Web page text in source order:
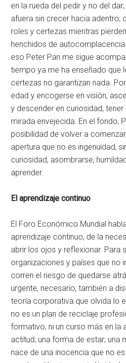
en la rueda del pedir y no del
afuera sin crecer hacia adentro;
roles y certezas mientras
henchidos de
eso Peter Pan me sigue
tiempo ya me ha enseñado que
certezas no garantizan nada.
edad y encogerse en visión,
y descender en curiosidad,
mirada envejecida. En el fondo,
posibilidad de volver a
apertura que no es ingenuidad,
curiosidad, asombrarse,
aprender.
El aprendizaje continuo
El Foro Económico Mundial
aprendizaje continuo, de la
abrir los ojos y reflexionar. Para
organizaciones y países que no
corren el riesgo de quedarse
urgente, necesario; también a
teoría corporativa que olvida lo
no es un plan de reciclaje
formativo, ni un curso más en la
actitud; una forma de estar; una
nace de una inocencia que no